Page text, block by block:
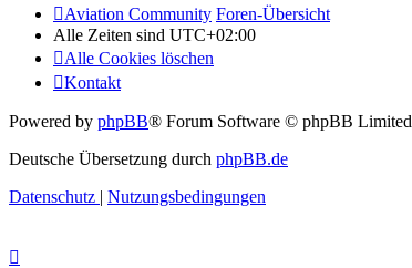
Aviation Community Foren-Übersicht
Alle Zeiten sind UTC+02:00
Alle Cookies löschen
Kontakt
Powered by phpBB® Forum Software © phpBB Limited
Deutsche Übersetzung durch phpBB.de
Datenschutz | Nutzungsbedingungen